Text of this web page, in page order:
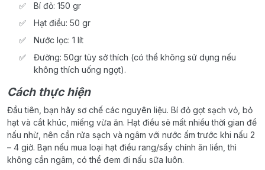
Bí đỏ: 150 gr
Hạt điều: 50 gr
Nước lọc: 1 lít
Đường: 50gr tùy sở thích (có thể không sử dụng nếu
không thích uống ngọt).
Cách thực hiện
Đầu tiên, bạn hãy sơ chế các nguyên liệu. Bí đỏ gọt sạch vỏ, bỏ
hạt và cắt khúc, miếng vừa ăn. Hạt điều sẽ mất nhiều thời gian để
nấu nhừ, nên cần rửa sạch và ngâm với nước ấm trước khi nấu 2
– 4 giờ. Bạn nếu mua loại hạt điều rang/sấy chính ăn liền, thì
không cần ngâm, có thể đem đi nấu sữa luôn.